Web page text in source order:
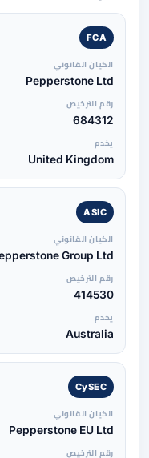
FCA
الكيان القانوني
Pepperstone Ltd
رقم الترخيص
684312
يخدم
United Kingdom
ASIC
الكيان القانوني
Group Ltd
رقم الترخيص
414530
يخدم
Australia
CySEC
الكيان القانوني
Pepperstone EU Ltd
رقم الترخيص